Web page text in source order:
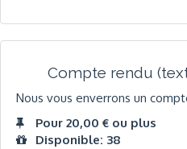
Compte rendu
Nous vous enverrons un
Pour 20,00 € ou plus
Disponible: 38